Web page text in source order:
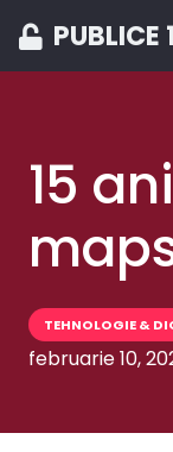
PUBLICE
15
TEHNOLOGIE &
februarie 10,